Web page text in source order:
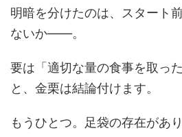
明暗を分けたのは、スタート
ないか――。
要は「適切な量の食事を取っ
と、金栗は結論付けます。
もうひとつ。足袋の存在があり